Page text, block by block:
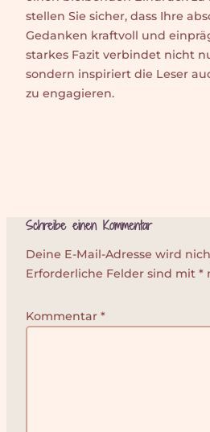
stellen Sie sicher, dass Ihre
Gedanken kraftvoll und
starkes Fazit verbindet nicht
sondern inspiriert die Leser
zu engagieren.
Schreibe einen Kommentar
Deine E-Mail-Adresse wird
Erforderliche Felder sind mit *
Kommentar *